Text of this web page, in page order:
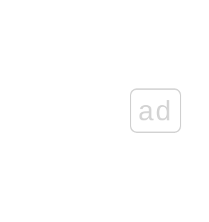
ad